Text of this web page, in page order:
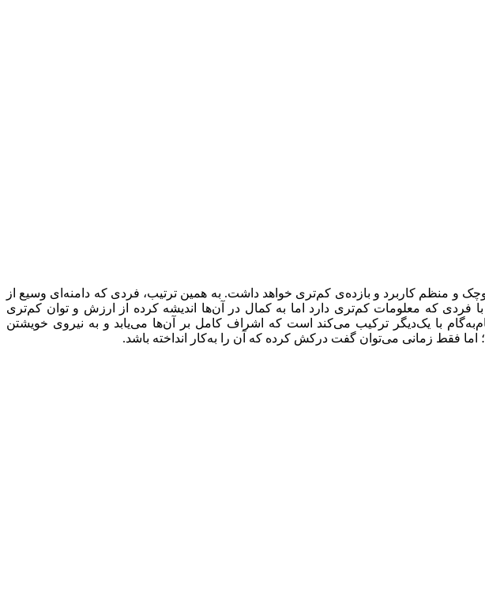
و منظم کاربرد و بازده‌ی کم‌تری خواهد داشت. به همین ترتیب، فردی که دامنه‌ای وسیع از
با فردی که معلومات کم‌تری دارد اما به کمال در آن‌ها اندیشه کرده از ارزش و توان کم‌تری
با یک‌دیگر ترکیب می‌کند است که اشراف کامل بر آن‌ها می‌یابد و به نیروی خویشتن
اما فقط زمانی می‌توان گفت درکش کرده که آن را به‌کار انداخته باشد.